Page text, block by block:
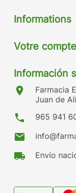
Informations
Votre compte
Información
location_on
Farmacia
Juan de
phone 965 941
mail
local_shipping Envío